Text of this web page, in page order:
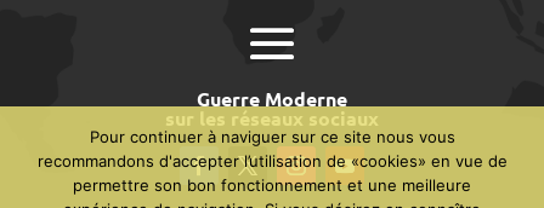
Guerre Moderne
sur les réseaux sociaux
Pour continuer à naviguer sur ce site nous vous
recommandons d'accepter l’utilisation de «cookies» en vue de
permettre son bon fonctionnement et une meilleure